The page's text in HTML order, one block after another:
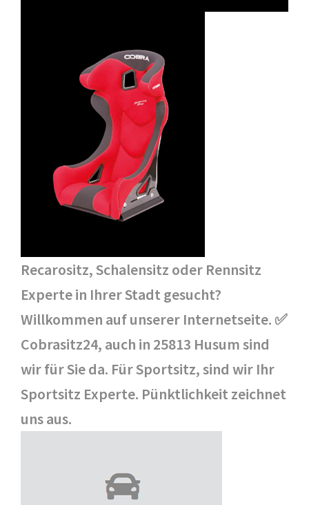
Recarositz, Schalensitz oder Rennsitz
Experte in Ihrer Stadt gesucht?
Willkommen auf unserer Internetseite. ✅
Cobrasitz24, auch in 25813 Husum sind
wir für Sie da. Für Sportsitz, sind wir Ihr
Sportsitz Experte. Pünktlichkeit zeichnet
uns aus.